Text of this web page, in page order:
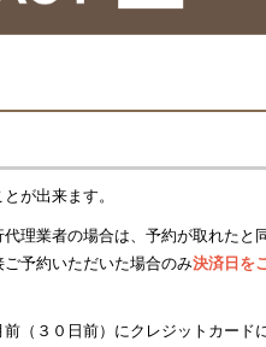
が出来ます。
理業者の場合は、予約が取れたと
予約いただいた場合のみ決済日を
（３０日前）にクレジットカード